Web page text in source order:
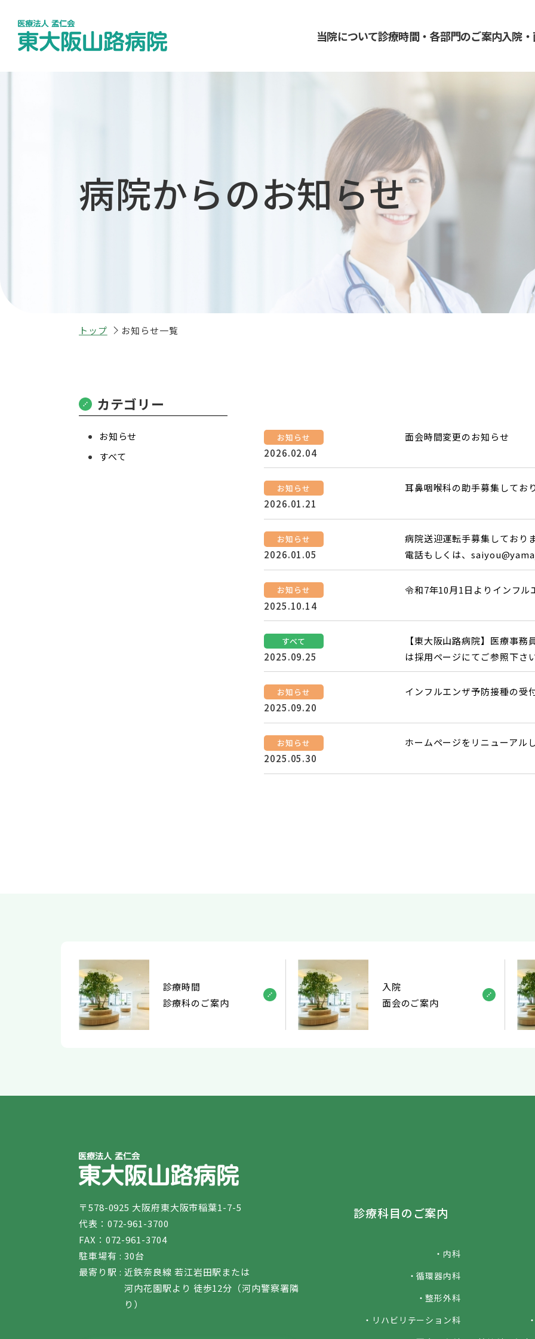
当院について診療時間・各部門のご案内
・循環器内科
・整形外科 ・外科
入院
病院からのお知らせ
トップ お知らせ一覧
カテゴリー
お知らせ
すべて
お知らせ
2026.02.04
面会時間変更のお知らせ
お知らせ
2026.01.21
耳鼻咽喉科の助手募集してお
お知らせ
2026.01.05
病院送迎運転手募集しており
電話もしくは、
お知らせ
2025.10.14
令和7年10月1日よりインフ
すべて
2025.09.25
【東大阪山路病院】医療事
は採用ページにてご参照下さ
お知らせ
2025.09.20
インフルエンザ予防接種の受
お知らせ
2025.05.30
ホームページをリニューアル
診療時間
診療科のご案内
入院
面会のご案内
〒578-0925 大阪府東大阪市稲葉1-7-5
代表：072-961-3700
FAX：072-961-3704
駐車場有 : 30台
最寄り駅 : 近鉄奈良線 若江岩田駅または
河内花園駅より 徒歩12分（河内警察署隣
り）
診療科目のご案内
・内科
・循環器内科
・整形外科
・リハビリテーション科